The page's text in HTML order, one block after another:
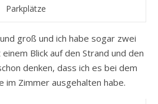
Parkplätze
groß und ich habe sogar zwei
Blick auf den Strand und den
denken, dass ich es bei dem
im Zimmer ausgehalten habe.